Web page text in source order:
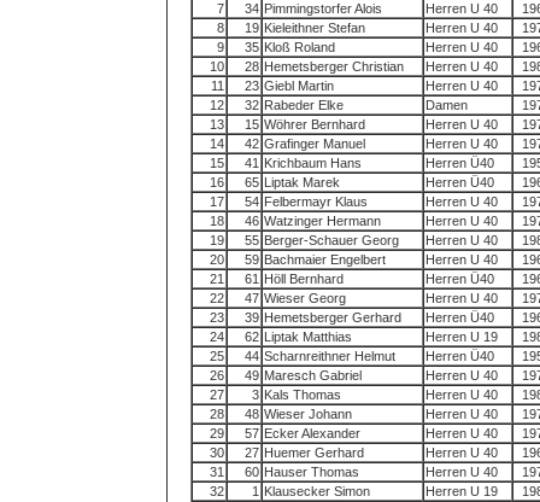
7
34 Pimmingstorfer Alois Herren U 40
8
19 Kieleithner Stefan Herren U 40
9
35 Kloß Roland Herren U 40
10
28 Hemetsberger Christian Herren U 40
11
23 Giebl Martin Herren U 40
12
32 Rabeder Elke Damen
13
15 Wöhrer Bernhard Herren U 40
14
42 Grafinger Manuel Herren U 40
15
41 Krichbaum Hans Herren Ü40
16
65 Liptak Marek Herren Ü40
17
54 Felbermayr Klaus Herren U 40
18
46 Watzinger Hermann Herren U 40
19
55 Berger-Schauer Georg Herren U 40
20
59 Bachmaier Engelbert Herren U 40
21
61 Höll Bernhard Herren Ü40
22
47 Wieser Georg Herren U 40
23
39 Hemetsberger Gerhard Herren Ü40
24
62 Liptak Matthias Herren U 19
25
44 Scharnreithner Helmut Herren Ü40
26
49 Maresch Gabriel Herren U 40
27
3 Kals Thomas Herren U 40
28
48 Wieser Johann Herren U 40
29
57 Ecker Alexander Herren U 40
30
27 Huemer Gerhard Herren U 40
31
60 Hauser Thomas Herren U 40
32
1 Klausecker Simon Herren U 19